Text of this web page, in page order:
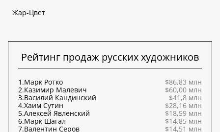
Жар-Цвет
Рейтинг продаж русских художников
1.Марк Ротко
$86,83 млн
2.Казимир Малевич
$60,00 млн
3.Василий Кандинский
$41,8 млн
4.Хаим Сутин
$28,16 млн
5.Алексей Явленский
$18,59 млн
6.Марк Шагал
$14,85 млн
7.Валентин Серов
$14,51 млн